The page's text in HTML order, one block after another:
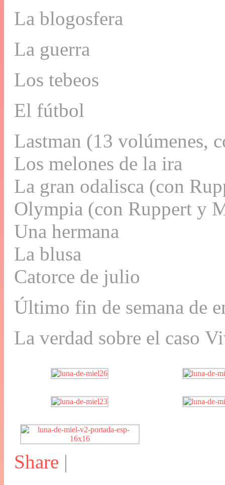
La blogosfera
La guerra
Los tebeos
El fútbol
Lastman (13 volúmenes,
Los melones de la ira
La gran odalisca (con
Olympia (con Ruppert y
Una hermana
La blusa
Catorce de julio
Último fin de semana de
La verdad sobre el caso
Share |